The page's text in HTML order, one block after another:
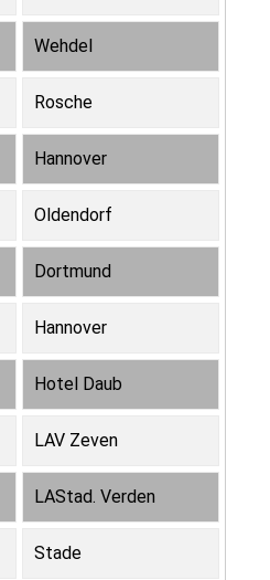
Wehdel
Rosche
Hannover
Oldendorf
Dortmund
Hannover
Hotel Daub
LAV Zeven
LAStad. Verden
Stade